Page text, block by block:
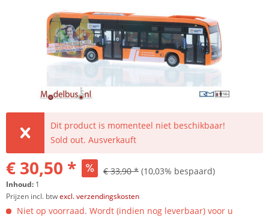
Dit product is momenteel niet beschikbaar!
Sold out. Ausverkauft
€ 30,50 * € 33,90 * (10,03% bespaard)
Inhoud: 1
Prijzen incl. btwexcl. verzendingskosten
Niet op voorraad. Wordt (indien nog leverbaar) voor u